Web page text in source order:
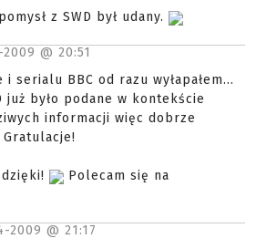
z SWD był udany.
@ 20:51
i serialu BBC od razu wyłapałem...
już było podane w kontekście
informacji więc dobrze
Gratulacje!
Polecam się na
2009 @ 21:17